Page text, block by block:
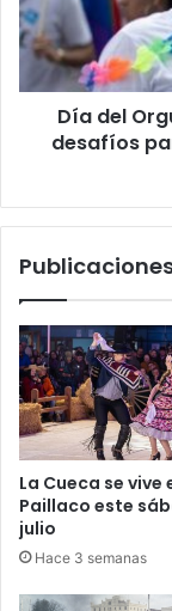
del
Estado
los
desafíos
libres
discriminación
Día del
desafíos
La Cueca se vive
Paillaco este
julio
Hace 3 semanas